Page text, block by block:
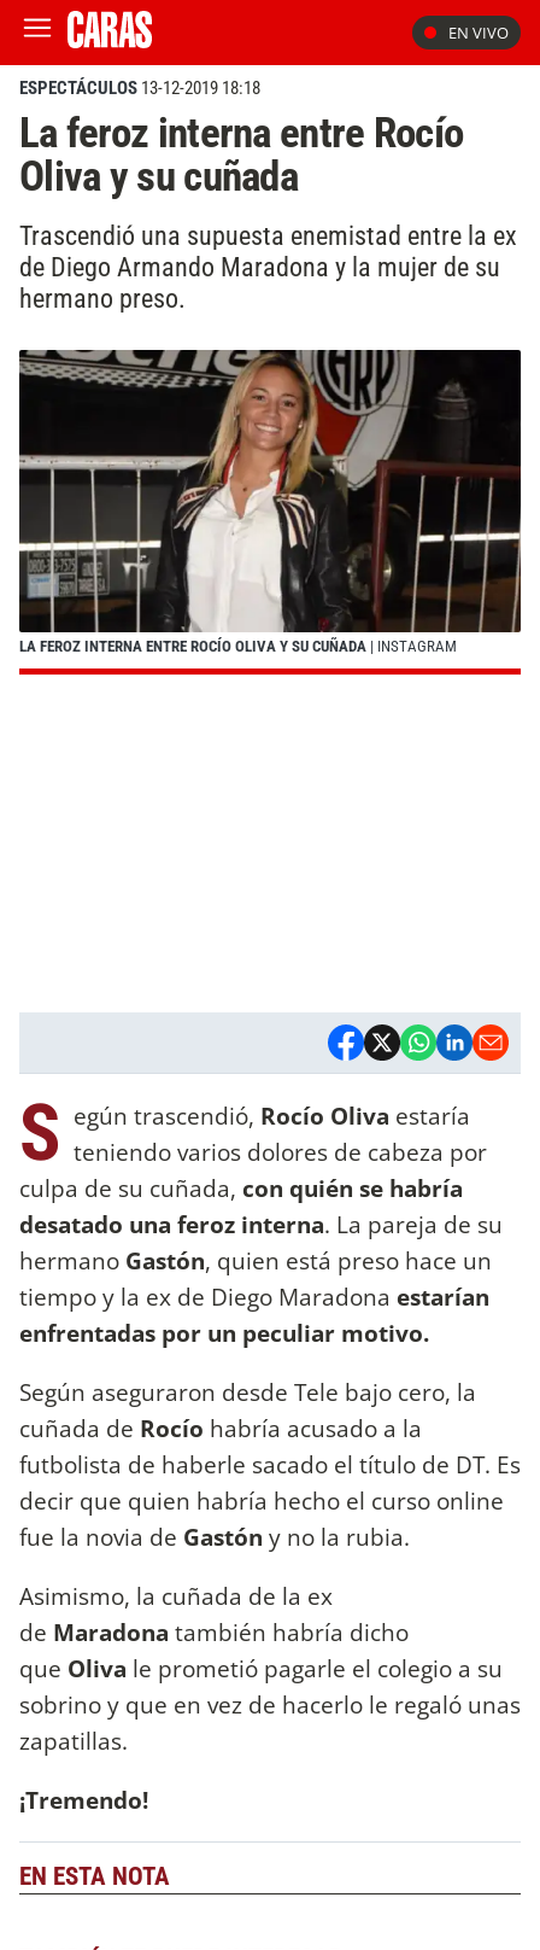
EN VIVO
ESPECTÁCULOS 13-12-2019 18:18
La feroz interna entre Rocío
Oliva y su cuñada
Trascendió una supuesta enemistad entre la ex
de Diego Armando Maradona y la mujer de su
hermano preso.
LA FEROZ INTERNA ENTRE ROCÍO OLIVA Y SU CUÑADA | INSTAGRAM
S egún trascendió, Rocío Oliva estaría
teniendo varios dolores de cabeza por
culpa de su cuñada, con quién se habría
desatado una feroz interna. La pareja de su
hermano Gastón, quien está preso hace un
tiempo y la ex de Diego Maradona estarían
enfrentadas por un peculiar motivo.
Según aseguraron desde Tele bajo cero, la
cuñada de Rocío habría acusado a la
futbolista de haberle sacado el título de DT. Es
decir que quien habría hecho el curso online
fue la novia de Gastón y no la rubia.
Asimismo, la cuñada de la ex
de Maradona también habría dicho
que Oliva le prometió pagarle el colegio a su
sobrino y que en vez de hacerlo le regaló unas
zapatillas.
¡Tremendo!
EN ESTA NOTA